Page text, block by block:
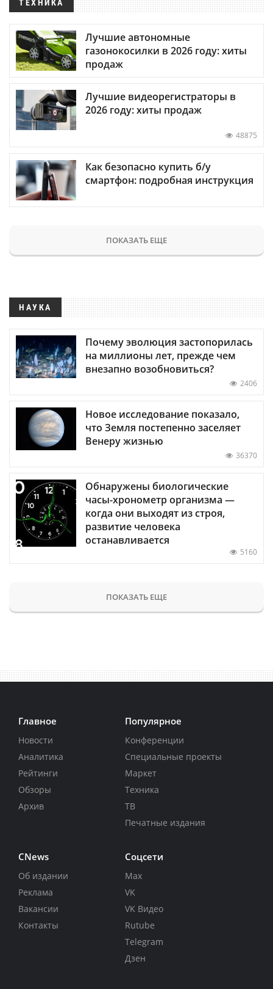
ТЕХНИКА
Лучшие автономные
газонокосилки в 2026 году: хиты
продаж
Лучшие видеорегистраторы в
2026 году: хиты продаж
48875
Как безопасно купить б/у
смартфон: подробная инструкция
ПОКАЗАТЬ ЕЩЕ
НАУКА
Почему эволюция застопорилась
на миллионы лет, прежде чем
внезапно возобновиться?
2406
Новое исследование показало,
что Земля постепенно заселяет
Венеру жизнью
36370
Обнаружены биологические
часы-хронометр организма —
когда они выходят из строя,
развитие человека
останавливается
5160
ПОКАЗАТЬ ЕЩЕ
Главное
Новости
Аналитика
Рейтинги
Обзоры
Архив
Популярное
Конференции
Специальные проекты
Маркет
Техника
ТВ
Печатные издания
CNews
Об издании
Реклама
Вакансии
Контакты
Соцсети
Max
VK
VK Видео
Rutube
Telegram
Дзен